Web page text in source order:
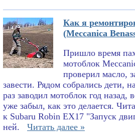
Как я
(Meccanica
Пришло время
мотоблок
проверил масло,
завести. Рядом собрались дети,
раз заводил мотоблок год назад,
уже забыл, как это делается.
к Subaru Robin EX17 "Запуск
ней.
Читать далее »